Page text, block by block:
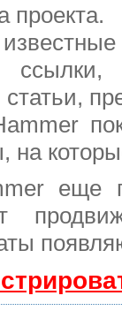
проекта.
ссылки,
на
еще